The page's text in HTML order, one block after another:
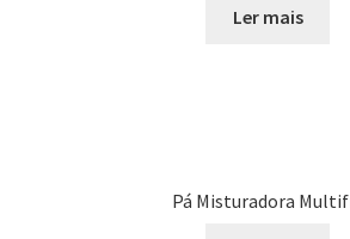
Ler mais
Pá Misturadora